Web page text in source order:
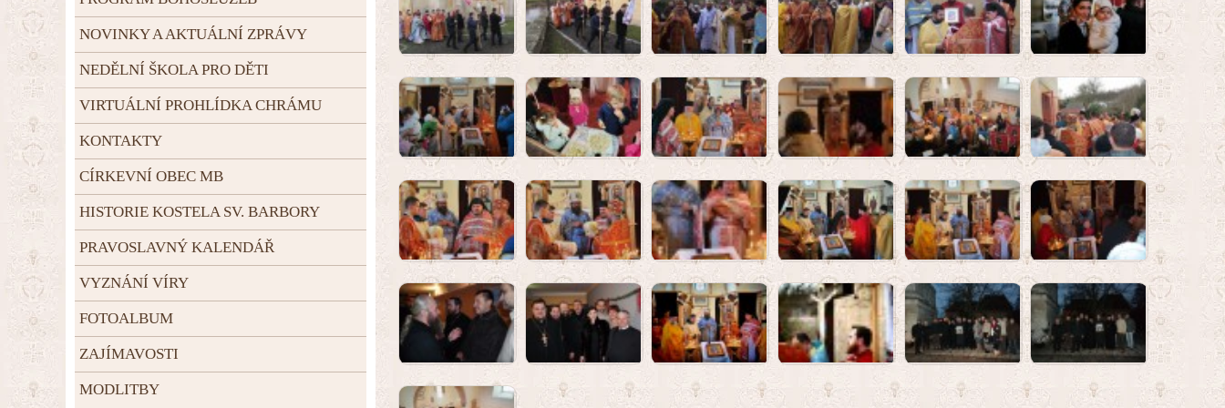
NOVINKY A AKTUÁLNÍ ZPRÁVY
NEDĚLNÍ ŠKOLA PRO DĚTI
VIRTUÁLNÍ PROHLÍDKA CHRÁMU
KONTAKTY
CÍRKEVNÍ OBEC MB
HISTORIE KOSTELA SV. BARBORY
PRAVOSLAVNÝ KALENDÁŘ
VYZNÁNÍ VÍRY
FOTOALBUM
ZAJÍMAVOSTI
MODLITBY